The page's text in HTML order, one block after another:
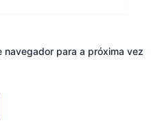
navegador para a próxima vez